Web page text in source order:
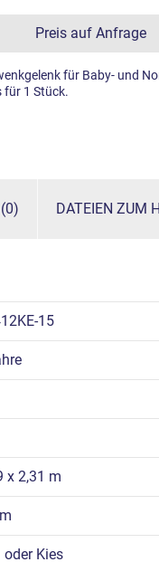
Preis auf Anfrage
für Baby- und
für 1 Stück.
DATEIEN ZUM
15
x 2,31 m
oder Kies